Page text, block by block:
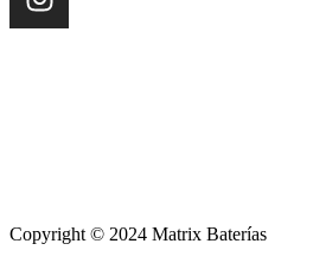
Copyright © 2024 Matrix Baterías